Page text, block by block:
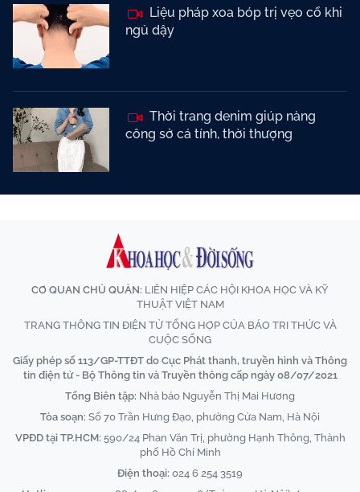
Liệu pháp xoa bóp trị vẹo cổ khi
ngủ dậy
Thời trang denim giúp nàng
công sở cá tính, thời thượng
CƠ QUAN CHỦ QUẢN: LIÊN HIỆP CÁC HỘI KHOA HỌC VÀ KỸ
THUẬT VIỆT NAM
TRANG THÔNG TIN ĐIỆN TỬ TỔNG HỢP CỦA BÁO TRI THỨC VÀ
CUỘC SỐNG
Giấy phép số 113/GP-TTĐT do Cục Phát thanh, truyền hình và Thông
tin điện tử - Bộ Thông tin và Truyền thông cấp ngày 08/07/2021
Tổng Biên tập: Nhà báo Nguyễn Thị Mai Hương
Tòa soạn: Số 70 Trần Hưng Đạo, phường Cửa Nam, Hà Nội
VPĐD tại TP.HCM: 590/24 Phan Văn Trị, phường Hạnh Thông, Thành
phố Hồ Chí Minh
Điện thoại: 024 6 254 3519